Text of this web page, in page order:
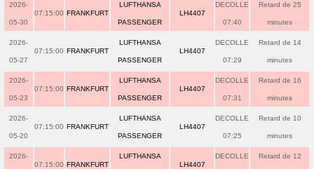
2026-
05-30
07:15:00 FRANKFURT
LUFTHANSA
PASSENGER
LH4407
DECOLLE
07:40
Retard de 25
minutes
2026-
05-27
07:15:00 FRANKFURT
LUFTHANSA
PASSENGER
LH4407
DECOLLE
07:29
Retard de 14
minutes
2026-
05-23
07:15:00 FRANKFURT
LUFTHANSA
PASSENGER
LH4407
DECOLLE
07:31
Retard de 16
minutes
2026-
05-20
07:15:00 FRANKFURT
LUFTHANSA
PASSENGER
LH4407
DECOLLE
07:25
Retard de 10
minutes
2026-
07:15:00 FRANKFURT
LUFTHANSA
LH4407
DECOLLE Retard de 12